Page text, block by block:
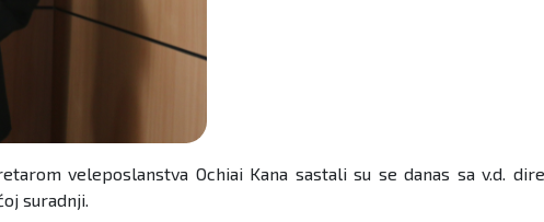
veleposlanstva Ochiai Kana sastali su se danas sa v.d.
suradnji.